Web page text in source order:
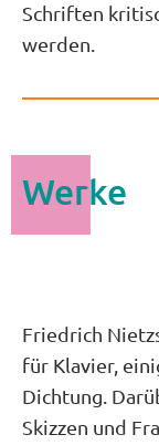
Schriften
werden.
Werke
Friedrich
für Klavier,
Dichtung.
Skizzen und